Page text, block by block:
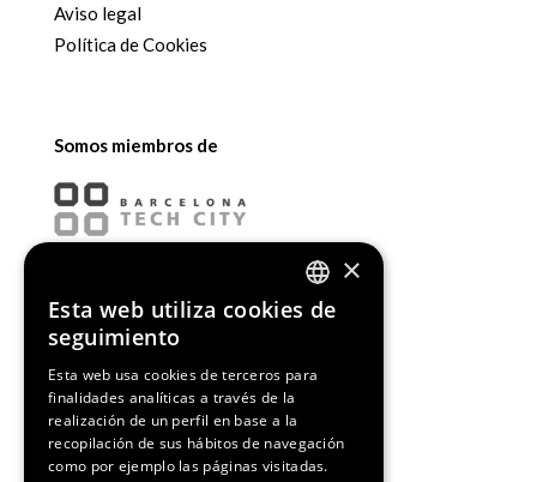
Aviso legal
Política de Cookies
Somos miembros de
ENGLISH
×
Esta web utiliza cookies de
seguimiento
Esta web usa cookies de terceros para
finalidades analíticas a través de la
realización de un perfil en base a la
recopilación de sus hábitos de navegación
como por ejemplo las páginas visitadas.